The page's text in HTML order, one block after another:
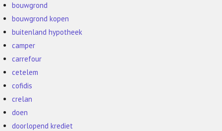
bouwgrond
bouwgrond kopen
buitenland hypotheek
camper
carrefour
cetelem
cofidis
crelan
doen
doorlopend krediet